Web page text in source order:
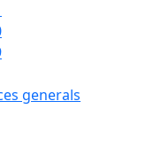
generals